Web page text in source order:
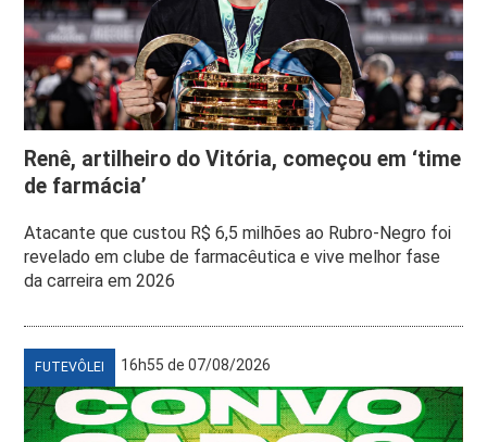
Renê, artilheiro do Vitória, começou em ‘time
de farmácia’
Atacante que custou R$ 6,5 milhões ao Rubro-Negro foi
revelado em clube de farmacêutica e vive melhor fase
da carreira em 2026
FUTEVÔLEI 16h55 de 07/08/2026